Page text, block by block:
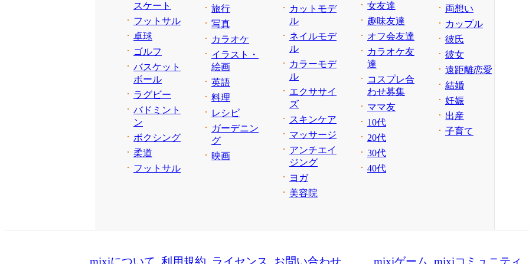
スケート
フットサル
卓球
ゴルフ
バスケット
ボール
ラグビー
バドミント
ン
ボクシング
柔道
フットサル
旅行
写真
カラオケ
イラスト・
絵画
英語
料理
レシピ
ガーデニン
グ
映画
カットモデ
ル
ネイルモデ
ル
カラーモデ
ル
エクササイ
ズ
スキンケア
マッサージ
アンチエイ
ジング
ヨガ
美容院
女友達
趣味友達
オフ会友達
カラオケ友
達
コスプレ合
わせ募集
ママ友
10代
20代
30代
40代
両想い
カップル
彼氏
彼女
遠距離恋愛
結婚
妊娠
出産
子育て
mixiについて 利用規約 ライセンス お問い合わせ mixiゲーム mixiコミュニティ